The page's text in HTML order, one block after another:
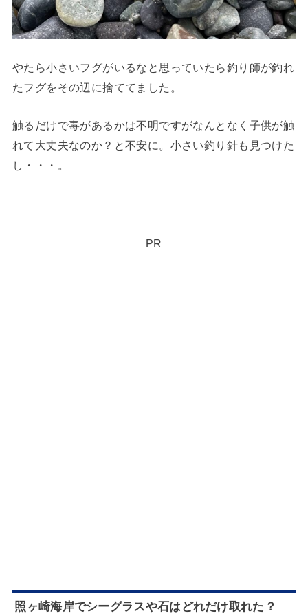
やたら小さいフグがいるなと思っていたら釣り師が釣れ
たフグをその辺に捨ててました。
触るだけで毒があるかは不明ですがなんとなく子供が触
れて大丈夫なのか？と不安に。小さい釣り針も見つけた
し・・・。
PR
照ヶ崎海岸でシーグラスや石はどれだけ取れた？